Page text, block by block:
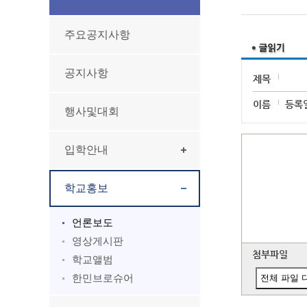
주요공지사항
공지사항
행사및대회
입학안내
학교홍보
언론보도
영상게시판
학교앨범
한민브로슈어
제목
이름 등록
첨부파일
전체 파일